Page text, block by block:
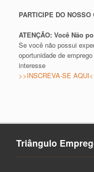
PARTICIPE DO
ATENÇÃO: Você Não
Se você não possui
oportunidade de
interesse
>>INSCREVA-SE
Triângulo